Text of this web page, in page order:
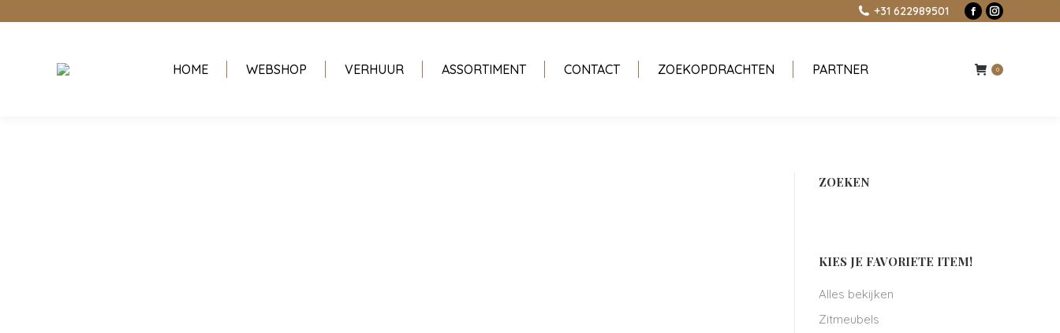
+31 622989501
Facebook
in
Instagram
in
HOME WEBSHOP VERHUUR ASSORTIMENT CONTACT ZOEKOPDRACHTEN PARTNER 0
ZOEKEN
KIES JE FAVORIETE ITEM!
Alles bekijken
Zitmeubels